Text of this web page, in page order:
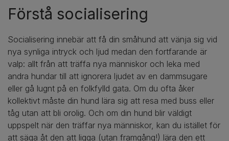
Förstå socialisering
Socialisering innebär att få din småhund att vänja sig vid
nya synliga intryck och ljud medan den fortfarande är
valp: allt från att träffa nya människor och leka med
andra hundar till att ignorera ljudet av en dammsugare
eller gå lugnt på en folkfylld gata. Om du ofta åker
kollektivt måste din hund lära sig att resa med buss eller
tåg utan att bli orolig. Och om din hund blir väldigt
uppspelt när den träffar nya människor, kan du istället för
att säga åt den att ligga (utan framgång!) lära den ett